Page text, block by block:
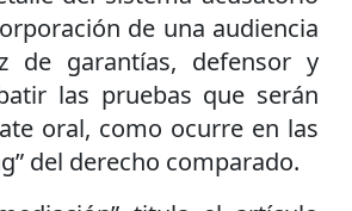
de una audiencia
de garantías, defensor y
las pruebas que serán
oral, como ocurre en las
del derecho comparado.